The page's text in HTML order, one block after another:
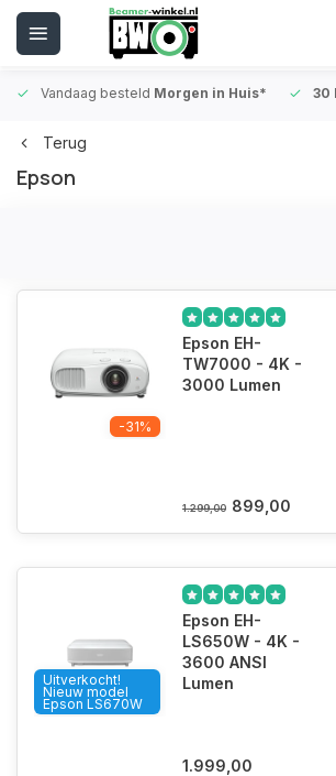
Vandaag besteld Morgen in Huis* 30
Terug
Epson
-31%
Epson EH-
TW7000 - 4K -
3000 Lumen
1.299,00 899,00
Uitverkocht!
Nieuw model
Epson LS670W
Epson EH-
LS650W - 4K -
3600 ANSI
Lumen
1.999,00